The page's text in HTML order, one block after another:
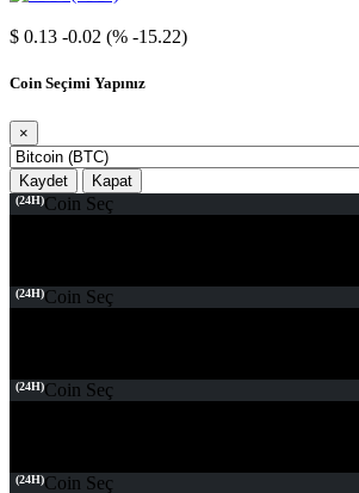
$ 0.13 -0.02 (% -15.22)
Coin Seçimi Yapınız
×
Kaydet Kapat
(24H)Coin Seç
(24H)Coin Seç
(24H)Coin Seç
(24H)Coin Seç